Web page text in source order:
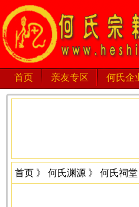
首页 亲友专区 何氏企
首页 》 何氏渊源 》 何氏祠堂